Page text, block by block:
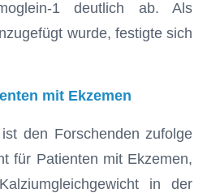
1 deutlich ab. Als
wurde, festigte sich
mit Ekzemen
den Forschenden zufolge
für Patienten mit Ekzemen,
in der